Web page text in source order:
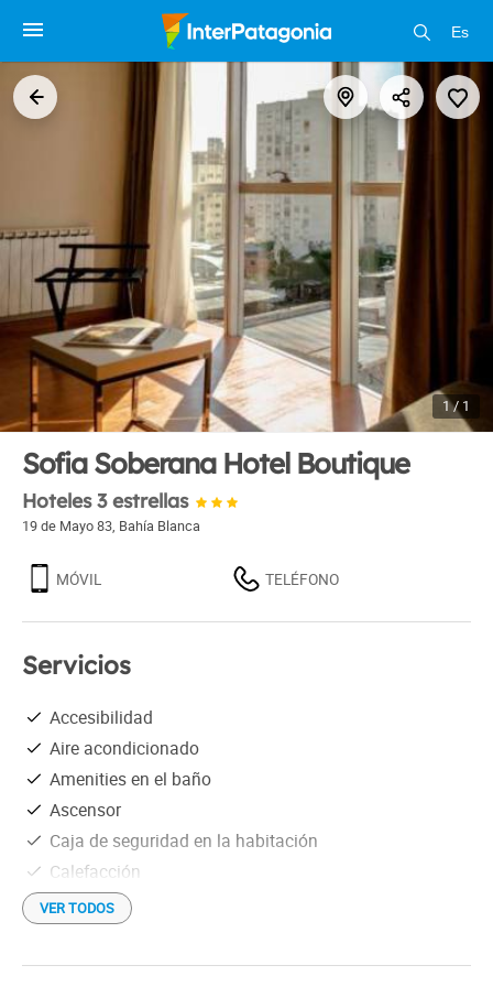
Es
1 / 1
Sofia Soberana Hotel Boutique
Hoteles 3 estrellas
19 de Mayo 83, Bahía Blanca
MÓVIL TELÉFONO
Servicios
Accesibilidad
Aire acondicionado
Amenities en el baño
Ascensor
Caja de seguridad en la habitación
Calefacción
Depósito de equipaje
Desayuno
Ducha
VER TODOS